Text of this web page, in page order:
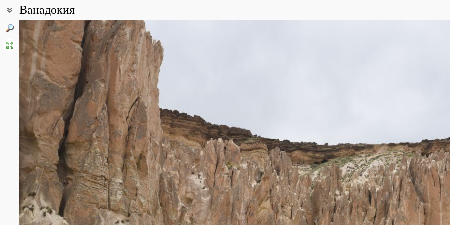
Ванадокия
Координаты:
38° 12′ 44.56″ с.ш., 44° 16′ 27.07″ в.д. (смотреть на картах
Все фотографии(32) Фото растений и лишайников